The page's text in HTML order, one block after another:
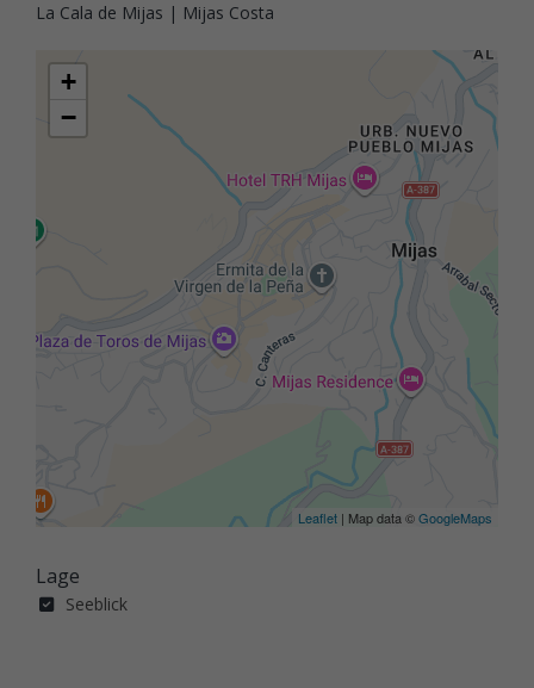
La Cala de Mijas | Mijas Costa
+
−
Leaflet | Map data ©GoogleMaps
Lage
Seeblick